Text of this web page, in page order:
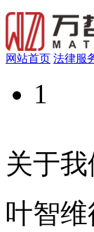
网站首页 法律服
1
关于我
叶智维